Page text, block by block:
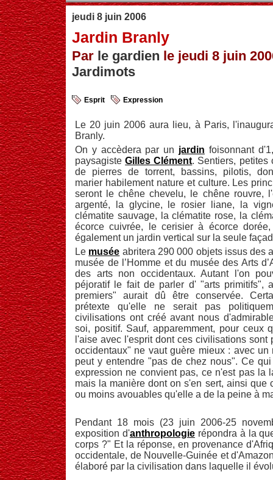
jeudi 8 juin 2006
Jardin Branly
Par le gardien le jeudi 8 juin
Jardimots
Esprit Expression
Le 20 juin 2006 aura lieu, à Paris,
Branly.
On y accèdera par un jardin foisonnant
paysagisteGilles Clément. Sentiers, petites
de pierres de torrent, bassins, pilotis,
marier habilement nature et culture. Les
seront le chêne chevelu, le chêne rouvre,
argenté, la glycine, le rosier liane, la
clématite sauvage, la clématite rose, la
écorce cuivrée, le cerisier à écorce
également un jardin vertical sur la seule
Le musée abritera 290 000 objets issus des
musée de l’Homme et du musée des Arts
des arts non occidentaux. Autant l'on
péjoratif le fait de parler d' "arts primitifs",
premiers" aurait dû être conservée.
prétexte qu'elle ne serait pas
civilisations ont créé avant nous
soi, positif. Sauf, apparemment, pour ceux
l'aise avec l'esprit dont ces civilisations sont
occidentaux" ne vaut guère mieux : avec
peut y entendre "pas de chez nous". Ce
expression ne convient pas, ce n'est pas la
mais la manière dont on s'en sert, ainsi que
ou moins avouables qu'elle a de la peine à
Pendant 18 mois (23 juin 2006-25
exposition d'anthropologierépondra à la
corps ?" Et la réponse, en provenance
occidentale, de Nouvelle-Guinée et
élaboré par la civilisation dans laquelle il